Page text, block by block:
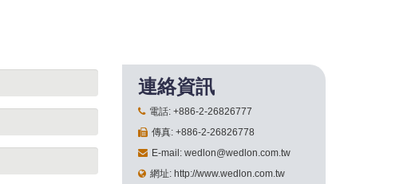
連絡資訊
電話: +886-2-26826777
傳真: +886-2-26826778
E-mail: wedlon@wedlon.com.tw
網址: http://www.wedlon.com.tw